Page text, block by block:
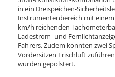
in ein Dreispeichen-
Instrumentenbereich mit
km/h reichenden
Ladestrom- und
Fahrers. Zudem konnten zwei
Vordersitzen Frischluft
wurden gepolstert.